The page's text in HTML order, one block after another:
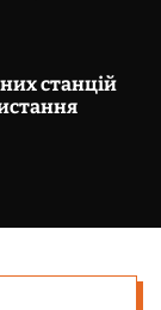
станцій